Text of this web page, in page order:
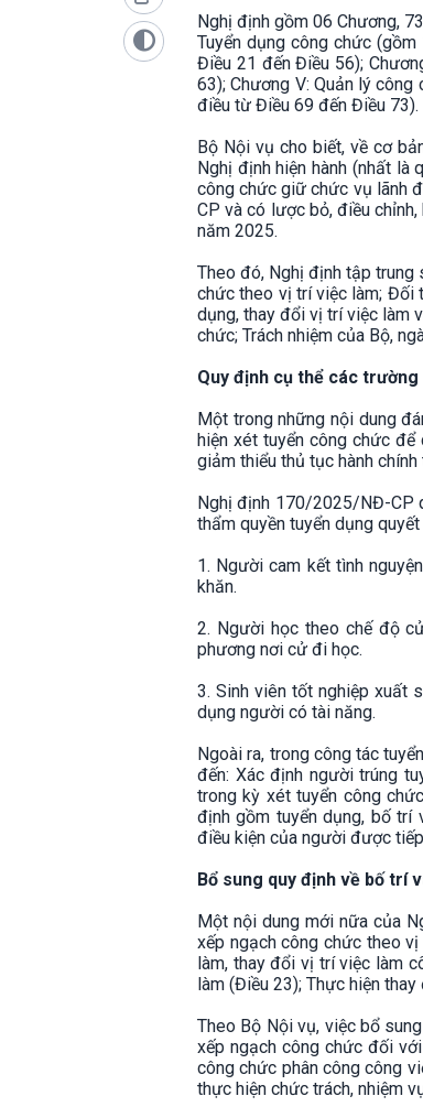
Nghị định gồm 06 Chương,
Tuyển dụng công chức
Điều 21 đến Điều 56);
63); Chương V: Quản lý
điều từ Điều 69 đến Điều 73).
Bộ Nội vụ cho biết, về cơ
Nghị định hiện hành (nhất là
công chức giữ chức vụ lãnh
CP và có lược bỏ, điều
năm 2025.
Theo đó, Nghị định tập trung
chức theo vị trí việc làm; Đối
dụng, thay đổi vị trí việc làm
chức; Trách nhiệm của Bộ,
Quy định cụ thể các
Một trong những nội dung
hiện xét tuyển công chức
giảm thiểu thủ tục hành
Nghị định 170/2025/NĐ-CP
thẩm quyền tuyển dụng
1. Người cam kết tình
khăn.
2. Người học theo chế độ
phương nơi cử đi học.
3. Sinh viên tốt nghiệp xuất
dụng người có tài năng.
Ngoài ra, trong công tác
đến: Xác định người trúng
trong kỳ xét tuyển công
định gồm tuyển dụng, bố trí
điều kiện của người được
Bổ sung quy định về bố trí
Một nội dung mới nữa của
xếp ngạch công chức theo
làm, thay đổi vị trí việc làm
làm (Điều 23); Thực hiện
Theo Bộ Nội vụ, việc bổ
xếp ngạch công chức đối
công chức phân công công
thực hiện chức trách, nhiệm